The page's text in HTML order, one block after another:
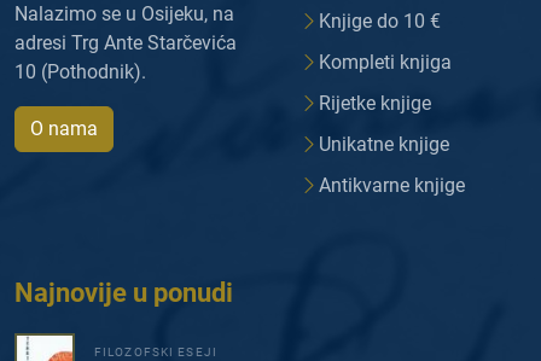
Nalazimo se u Osijeku, na
adresi Trg Ante Starčevića
10 (Pothodnik).
O nama
Knjige do 10 €
Kompleti knjiga
Rijetke knjige
Unikatne knjige
Antikvarne knjige
Najnovije u ponudi
FILOZOFSKI ESEJI